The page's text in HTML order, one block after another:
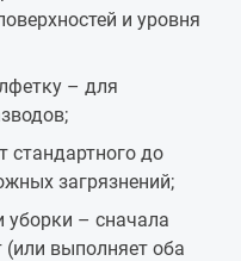
и уровня
– для
до
загрязнений;
– сначала
(или выполняет оба